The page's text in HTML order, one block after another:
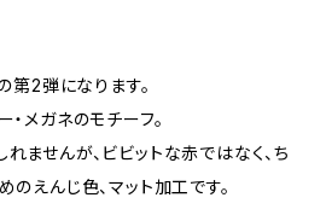
第2弾になります。
・メガネのモチーフ。
ませんが、ビビットな赤ではなく、ち
のえんじ色、マット加工です。